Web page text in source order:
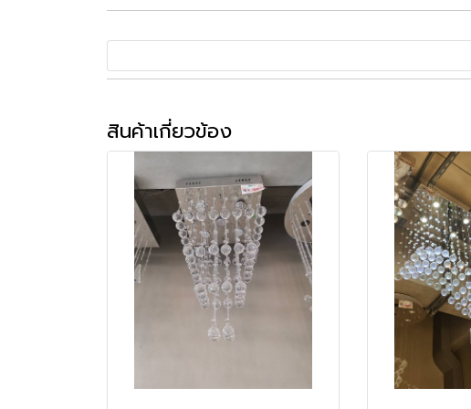
สินค้าเกี่ยวข้อง